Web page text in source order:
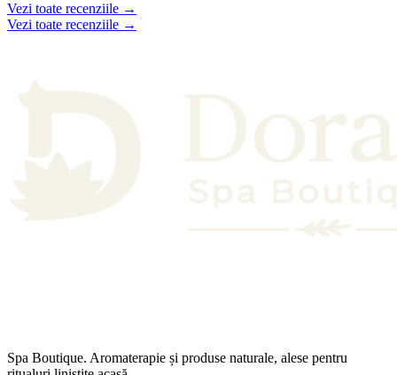
Vezi toate recenziile →
Vezi toate recenziile →
Spa Boutique. Aromaterapie și produse naturale, alese pentru